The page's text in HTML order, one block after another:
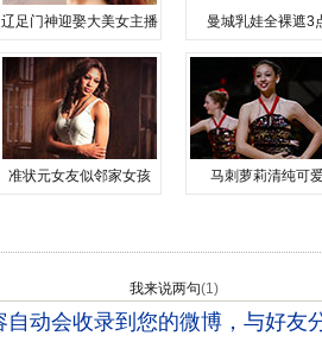
辽足门神迎娶大美女主播 曼城乳娃全裸遮3
准状元女友似邻家女孩 马刺萝莉清纯可
我来说两句(1)